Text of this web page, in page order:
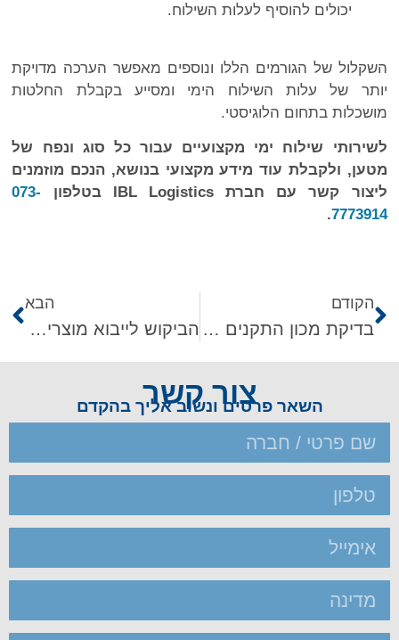
יכולים להוסיף לעלות השילוח.
השקלול של הגורמים הללו ונוספים מאפשר הערכה מדויקת
יותר של עלות השילוח הימי ומסייע בקבלת החלטות
מושכלות בתחום הלוגיסטי.
לשירותי שילוח ימי מקצועיים עבור כל סוג ונפח של
מטען, ולקבלת עוד מידע מקצועי בנושא, הנכם מוזמנים
ליצור קשר עם חברתIBL Logistics בטלפון 073-
7773914
.
הקודם
בדיקת מכון התקנים למוצרים מיובאים
הבא
הביקוש לייבוא מוצרים מסין לישראל
צור קשר
השאר פרטים ונשוב אליך בהקדם